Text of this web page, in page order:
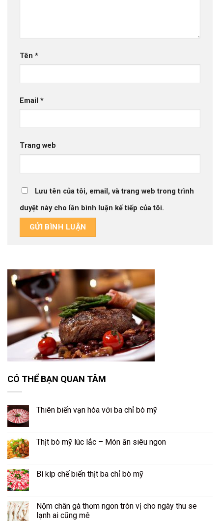
Tên *
Email *
Trang web
Lưu tên của tôi, email, và trang web trong trình
duyệt này cho lần bình luận kế tiếp của tôi.
CÓ THỂ BẠN QUAN TÂM
Thiên biến vạn hóa với ba chỉ bò mỹ
Thịt bò mỹ lúc lắc – Món ăn siêu ngon
Bí kíp chế biến thịt ba chỉ bò mỹ
Nộm chân gà thơm ngon tròn vị cho ngày thu se
lạnh ai cũng mê